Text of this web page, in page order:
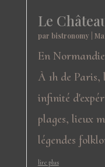
Le
par bistronomy|
En
À 1h de
infinité
plages, lieux
légendes
lire plus